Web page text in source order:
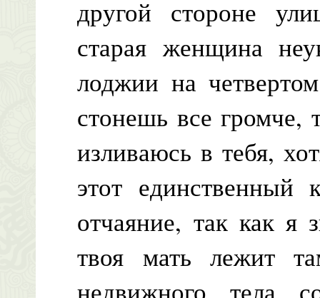
другой стороне
старая женщина
лоджии на
стонешь все громче,
изливаюсь в тебя,
этот
отчаяние, так как я
твоя мать лежит
недвижного тела